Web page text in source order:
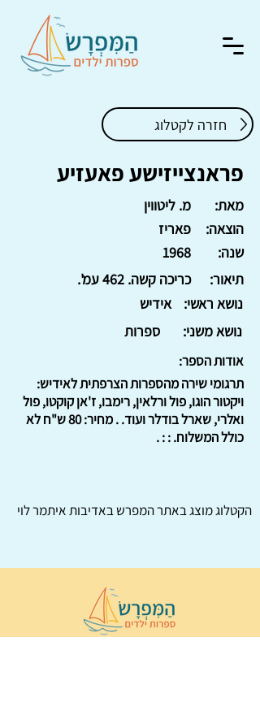
חזרה לקטלוג
פראנצייזישע פאעזיע
מ. ליטווין
מאת:
פאריז
הוצאה:
1968
שנה:
כריכה קשה. 462 עמ'.
תיאור:
אידיש
נושא ראשי:
ספרות
נושא משני:
אודות הספר:
תרגומי שירה מהספרות הצרפתית לאידיש:
ויקטור הוגו, פול ורלאין, רימבו, ז'אן קוקטו, פול
ואלרי, שארל בודלר ועוד. . מחיר: 80 ש"ח לא
כולל המשלוח. : : .
הקטלוג מוצג באתרהמפרשבאדיבות איתמר לוי